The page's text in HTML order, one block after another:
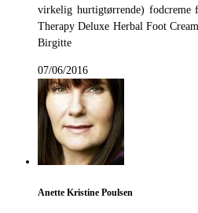
virkelig hurtigtørrende)
Therapy Deluxe Herbal Foot
Birgitte
07/06/2016
Anette Kristine Poulsen